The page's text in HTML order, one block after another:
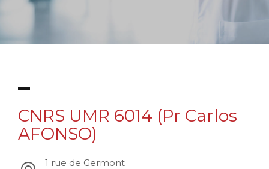
CNRS UMR 6014 (Pr Carlos
AFONSO)
1 rue de Germont